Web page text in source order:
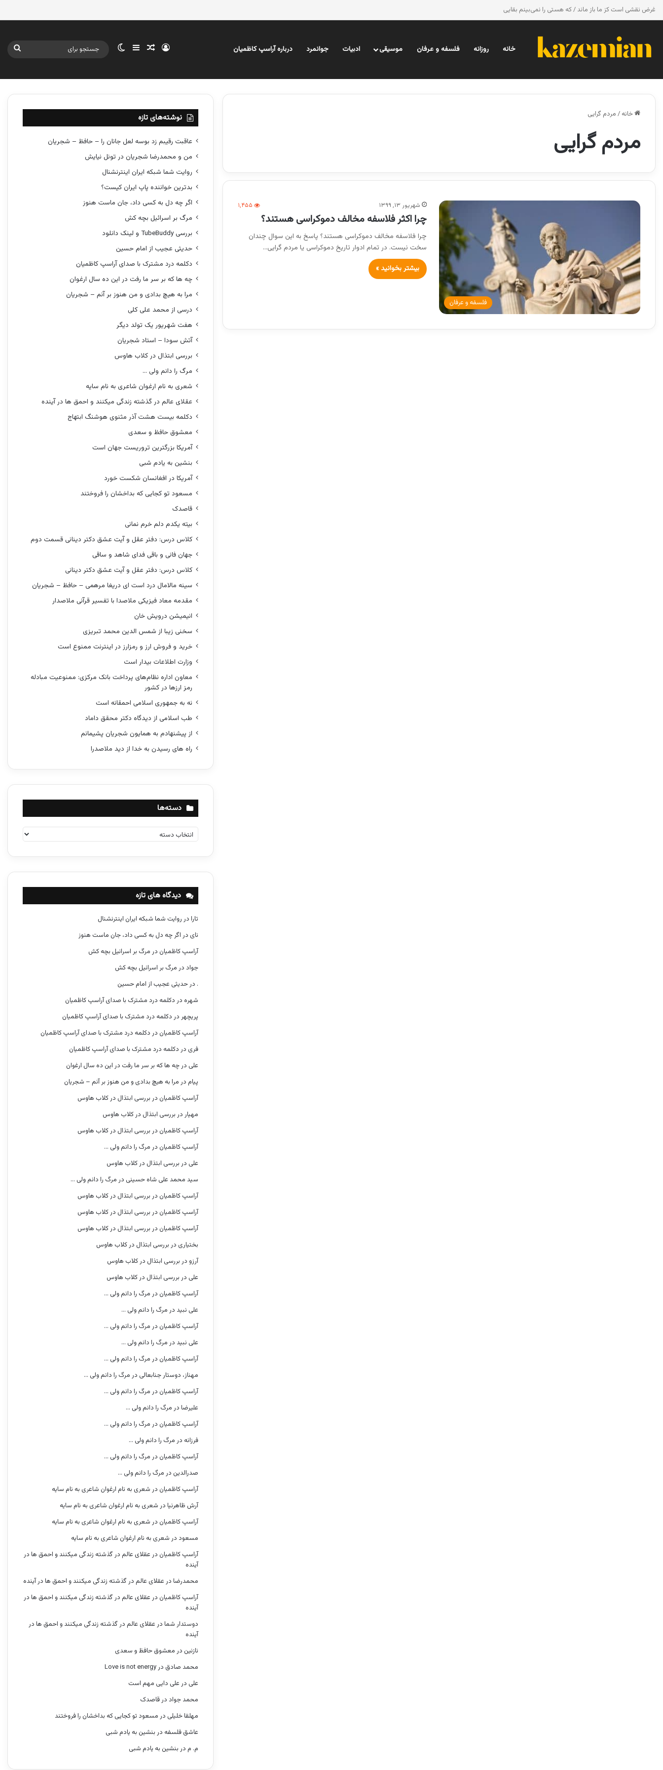
غرض نقشی است کز ما باز ماند / که هستی را نمی‌بینم بقایی
خانه روزانه فلسفه و عرفان موسیقی ادبیات جوانمرد درباره آراسپ کاظمیان ورود نوشته تصادفی
سایدبار تغییر پوسته
خانه / مردم گرایی
مردم گرایی
فلسفه و عرفان
شهریور ۱۳, ۱۳۹۹ ۱,۴۵۵
چرا اکثر فلاسفه مخالف دموکراسی هستند؟
چرا فلاسفه مخالف دموکراسی هستند؟ پاسخ به این سوال چندان
سخت نیست. در تمام ادوار تاریخ دموکراسی یا مردم گرایی…
بیشتر بخوانید »
نوشته‌های تازه
عاقبت رقیبم زد بوسه لعل جانان را – حافظ – شجریان
من و محمدرضا شجریان در تونل نیایش
روایت شما شبکه ایران اینترنشنال
بدترین خواننده پاپ ایران کیست؟
اگر چه دل به کسی داد، جان ماست هنوز
مرگ بر اسرائیل بچه کش
بررسی TubeBuddy و لینک دانلود
حدیثی عجیب از امام حسین
دکلمه درد مشترک با صدای آراسپ کاظمیان
چه ها که بر سر ما رفت در این ده سال ارغوان
مرا به هیچ بدادی و من هنوز بر آنم – شجریان
درسی از محمد علی کلی
هفت شهریور یک تولد دیگر
آتش سودا – استاد شجریان
بررسی ابتذال در کلاب هاوس
مرگ را دانم ولی …
شعری به نام ارغوان شاعری به نام سایه
عقلای عالم در گذشته زندگی میکنند و احمق ها در آینده
دکلمه بیست هشت آذر مثنوی هوشنگ ابتهاج
معشوق حافظ و سعدی
آمریکا بزرگترین تروریست جهان است
بنشین به یادم شبی
آمریکا در افغانسان شکست خورد
مسعود تو کجایی که بداخشان را فروختند
قاصدک
بیته یکدم دلم خرم نمانی
کلاس درس: دفتر عقل و آیت عشق دکتر دینانی قسمت دوم
جهان فانی و باقی فدای شاهد و ساقی
کلاس درس: دفتر عقل و آیت عشق دکتر دینانی
سینه مالامال درد است ای دریغا مرهمی – حافظ – شجریان
مقدمه معاد فیزیکی ملاصدا با تفسیر قرآنی ملاصدار
انیمیشن درویش خان
سخنی زیبا از شمس الدین محمد تبریزی
خرید و فروش ارز و رمزارز در اینترنت ممنوع است
وزارت اطلاعات بیدار است
معاون اداره نظام‌های پرداخت بانک مرکزی: ممنوعیت مبادله
رمز ارزها در کشور
نه به جمهوری اسلامی احمقانه است
طب اسلامی از دیدگاه دکتر محقق داماد
از پیشنهادم به همایون شجریان پشیمانم
راه های رسیدن به خدا از دید ملاصدرا
دسته‌ها
س
ه
دیدگاه های تازه
تارا در روایت شما شبکه ایران اینترنشنال
نای در اگر چه دل به کسی داد، جان ماست هنوز
آراسپ کاظمیان در مرگ بر اسرائیل بچه کش
جواد در مرگ بر اسرائیل بچه کش
. درحدیثی عجیب از امام حسین
شهره در دکلمه درد مشترک با صدای آراسپ کاظمیان
پریچهر در دکلمه درد مشترک با صدای آراسپ کاظمیان
آراسپ کاظمیان در دکلمه درد مشترک با صدای آراسپ کاظمیان
فری در دکلمه درد مشترک با صدای آراسپ کاظمیان
علی درچه ها که بر سر ما رفت در این ده سال ارغوان
پیام در مرا به هیچ بدادی و من هنوز بر آنم – شجریان
آراسپ کاظمیان در بررسی ابتذال در کلاب هاوس
مهیار در بررسی ابتذال در کلاب هاوس
آراسپ کاظمیان در بررسی ابتذال در کلاب هاوس
آراسپ کاظمیان در مرگ را دانم ولی …
علی در بررسی ابتذال در کلاب هاوس
سید محمد علی شاه حسینی در مرگ را دانم ولی …
آراسپ کاظمیان در بررسی ابتذال در کلاب هاوس
آراسپ کاظمیان در بررسی ابتذال در کلاب هاوس
آراسپ کاظمیان در بررسی ابتذال در کلاب هاوس
بختیاری در بررسی ابتذال در کلاب هاوس
آرزو در بررسی ابتذال در کلاب هاوس
علی در بررسی ابتذال در کلاب هاوس
آراسپ کاظمیان در مرگ را دانم ولی …
علی نبید در مرگ را دانم ولی …
آراسپ کاظمیان در مرگ را دانم ولی …
علی نبید در مرگ را دانم ولی …
آراسپ کاظمیان در مرگ را دانم ولی …
مهناز، دوستار جنابعالی در مرگ را دانم ولی …
آراسپ کاظمیان در مرگ را دانم ولی …
علیرضا در مرگ را دانم ولی …
آراسپ کاظمیان در مرگ را دانم ولی …
فرزانه در مرگ را دانم ولی …
آراسپ کاظمیان در مرگ را دانم ولی …
صدرالدین در مرگ را دانم ولی …
آراسپ کاظمیان در شعری به نام ارغوان شاعری به نام سایه
آرش ظاهرنیا در شعری به نام ارغوان شاعری به نام سایه
آراسپ کاظمیان در شعری به نام ارغوان شاعری به نام سایه
مسعود در شعری به نام ارغوان شاعری به نام سایه
آراسپ کاظمیان در عقلای عالم در گذشته زندگی میکنند و احمق ها در
آینده
محمدرضا در عقلای عالم در گذشته زندگی میکنند و احمق ها در آینده
آراسپ کاظمیان در عقلای عالم در گذشته زندگی میکنند و احمق ها در
آینده
دوستدار شما در عقلای عالم در گذشته زندگی میکنند و احمق ها در
آینده
نازنین در معشوق حافظ و سعدی
محمد صادق درLove is not energy
علی در علی دایی مهم است
محمد جواد درقاصدک
مهلقا خلیلی در مسعود تو کجایی که بداخشان را فروختند
عاشق فلسفه در بنشین به یادم شبی
م. م در بنشین به یادم شبی